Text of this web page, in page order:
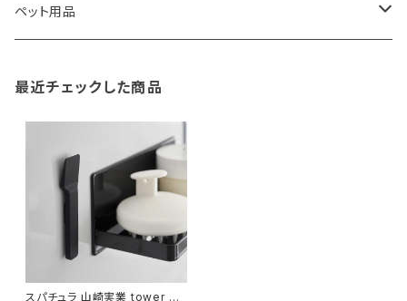
TG
paperblanks
KIND BAG LONDON
tower
ショルダーバッグ
スポーツバッグ
マザーズバッグ
パソコンケース
バッグアクセサリー
収納用品
ソープディスペンサー
タオルハンガー
調理器具・調理小物
ディッシュラック
バス用品
ウェットティッシュケース
ガーデニング用品
クッション・クッションカバー
玄関収納
ノート
卓球用品
ペット用品
猫用グッズ
最近チェックした商品
スパチュラ 山崎実業 tower タ